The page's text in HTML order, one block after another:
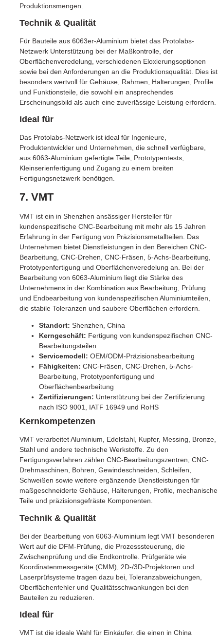
Produktionsmengen.
Technik & Qualität
Für Bauteile aus 6063er-Aluminium bietet das Protolabs-
Netzwerk Unterstützung bei der Maßkontrolle, der
Oberflächenveredelung, verschiedenen Eloxierungsoptionen
sowie bei den Anforderungen an die Produktionsqualität. Dies ist
besonders wertvoll für Gehäuse, Rahmen, Halterungen, Profile
und Funktionsteile, die sowohl ein ansprechendes
Erscheinungsbild als auch eine zuverlässige Leistung erfordern.
Ideal für
Das Protolabs-Netzwerk ist ideal für Ingenieure,
Produktentwickler und Unternehmen, die schnell verfügbare,
aus 6063-Aluminium gefertigte Teile, Prototypentests,
Kleinserienfertigung und Zugang zu einem breiten
Fertigungsnetzwerk benötigen.
7. VMT
VMT ist ein in Shenzhen ansässiger Hersteller für
kundenspezifische CNC-Bearbeitung mit mehr als 15 Jahren
Erfahrung in der Fertigung von Präzisionsmetallteilen. Das
Unternehmen bietet Dienstleistungen in den Bereichen CNC-
Bearbeitung, CNC-Drehen, CNC-Fräsen, 5-Achs-Bearbeitung,
Prototypenfertigung und Oberflächenveredelung an. Bei der
Bearbeitung von 6063-Aluminium liegt die Stärke des
Unternehmens in der Kombination aus Bearbeitung, Prüfung
und Endbearbeitung von kundenspezifischen Aluminiumteilen,
die stabile Toleranzen und saubere Oberflächen erfordern.
Standort: Shenzhen, China
Kerngeschäft: Fertigung von kundenspezifischen CNC-
Bearbeitungsteilen
Servicemodell: OEM/ODM-Präzisionsbearbeitung
Fähigkeiten: CNC-Fräsen, CNC-Drehen, 5-Achs-
Bearbeitung, Prototypenfertigung und
Oberflächenbearbeitung
Zertifizierungen: Unterstützung bei der Zertifizierung
nach ISO 9001, IATF 16949 und RoHS
Kernkompetenzen
VMT verarbeitet Aluminium, Edelstahl, Kupfer, Messing, Bronze,
Stahl und andere technische Werkstoffe. Zu den
Fertigungsverfahren zählen CNC-Bearbeitungszentren, CNC-
Drehmaschinen, Bohren, Gewindeschneiden, Schleifen,
Schweißen sowie weitere ergänzende Dienstleistungen für
maßgeschneiderte Gehäuse, Halterungen, Profile, mechanische
Teile und präzisionsgefräste Komponenten.
Technik & Qualität
Bei der Bearbeitung von 6063-Aluminium legt VMT besonderen
Wert auf die DFM-Prüfung, die Prozesssteuerung, die
Zwischenprüfung und die Endkontrolle. Prüfgeräte wie
Koordinatenmessgeräte (CMM), 2D-/3D-Projektoren und
Laserprüfsysteme tragen dazu bei, Toleranzabweichungen,
Oberflächenfehler und Qualitätsschwankungen bei den
Bauteilen zu reduzieren.
Ideal für
VMT ist die ideale Wahl für Einkäufer, die einen in China